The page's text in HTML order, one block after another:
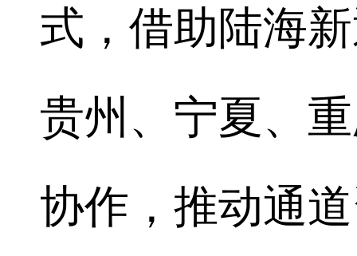
式，借助陆海
贵州、宁夏、
协作，推动通